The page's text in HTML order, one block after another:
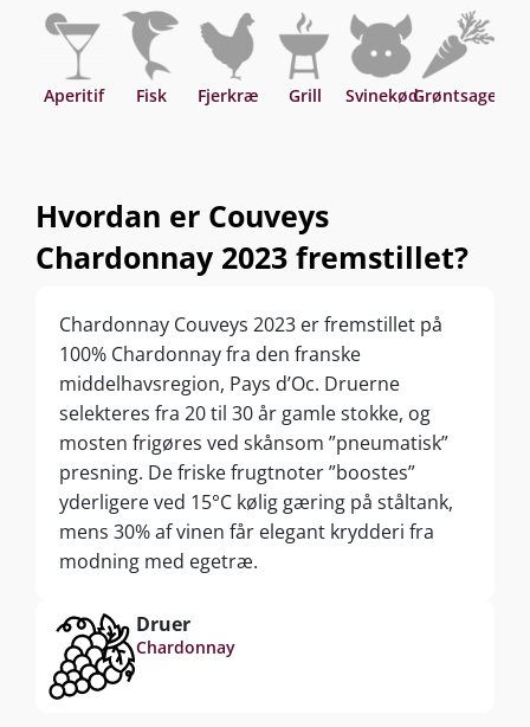
Aperitif Fisk Fjerkræ Grill SvinekødGrøntsager
Hvordan er Couveys
Chardonnay 2023 fremstillet?
Chardonnay Couveys 2023 er fremstillet på
100% Chardonnay fra den franske
middelhavsregion, Pays d’Oc. Druerne
selekteres fra 20 til 30 år gamle stokke, og
mosten frigøres ved skånsom ”pneumatisk”
presning. De friske frugtnoter ”boostes”
yderligere ved 15°C kølig gæring på ståltank,
mens 30% af vinen får elegant krydderi fra
modning med egetræ.
Druer
Chardonnay